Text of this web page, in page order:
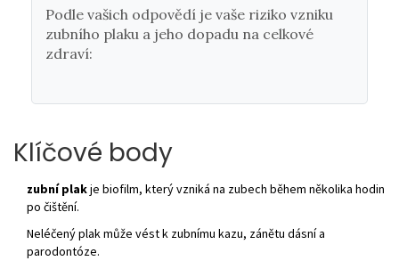
Podle vašich odpovědí je vaše riziko vzniku
zubního plaku a jeho dopadu na celkové
zdraví:
Klíčové body
zubní plakje biofilm, který vzniká na zubech během několika hodin
po čištění.
Neléčený plak může vést k zubnímu kazu, zánětu dásní a
parodontóze.